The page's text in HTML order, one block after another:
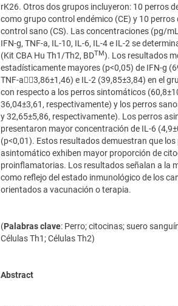
rK26. Otros dos grupos incluyeron: 10 perros
como grupo control endémico (CE) y 10
control sano (CS). Las concentraciones (pg/
IFN-g, TNF-a, IL-10, IL-6, IL-4 e IL-2 se
(Kit CBA Hu Th1/Th2, BDTM). Los resultados
estadísticamente mayores (p<0,05) de IFN-g
TNF-a3,86±1,46) e IL-2 (39,85±3,84) en el
con respecto a los perros sintomáticos
36,04±3,61, respectivamente) y los perros
y 32,65±5,86, respectivamente). Los perros
presentaron mayor concentración de IL-6
(p<0,01). Estos resultados demuestran que
asintomático exhiben mayor proporción de
proinflamatorias. Los resultados señalan a la
como reflejo del estado inmunológico de los
orientados a vacunación o terapia.
(Palabras clave: Perro; citocinas; suero
Células Th1; Células Th2)
Abstract